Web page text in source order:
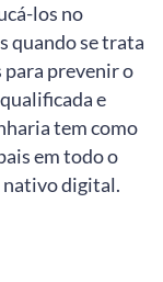
los no
quando se trata
para prevenir o
e
tem como
em todo o
nativo digital.